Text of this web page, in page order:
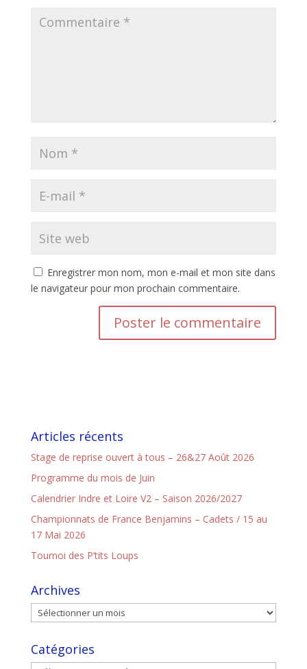
Enregistrer mon nom, mon e-mail et mon site dans
le navigateur pour mon prochain commentaire.
Articles récents
Stage de reprise ouvert à tous – 26&27 Août 2026
Programme du mois de Juin
Calendrier Indre et Loire V2 – Saison 2026/2027
Championnats de France Benjamins – Cadets / 15 au
17 Mai 2026
Tournoi des P’tits Loups
Archives
Catégories